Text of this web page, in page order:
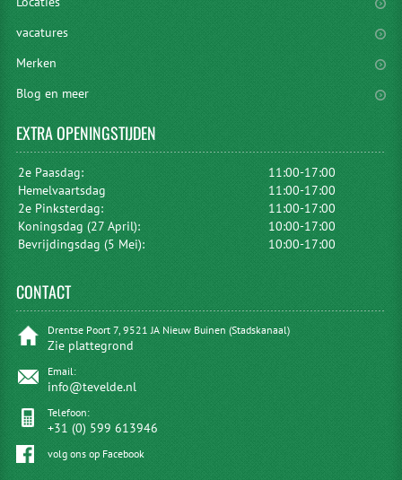
vacatures
Merken
Blog en meer
EXTRAOPENINGSTIJDEN
2e Paasdag:
11:00-17:00
Hemelvaartsdag
11:00-17:00
2e Pinksterdag:
11:00-17:00
Koningsdag (27 April):
10:00-17:00
Bevrijdingsdag (5 Mei):
10:00-17:00
CONTACT
Drentse Poort 7, 9521 JA Nieuw Buinen (Stadskanaal)
Zie plattegrond
Email:
info@tevelde.nl
Telefoon:
+31 (0) 599 613946
volg ons op Facebook